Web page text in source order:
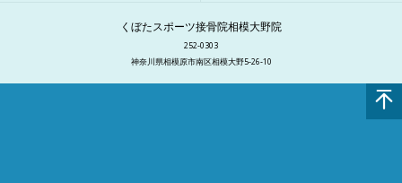
くぼたスポーツ接骨院相模大野院
252-0303
神奈川県相模原市南区相模大野5-26-10